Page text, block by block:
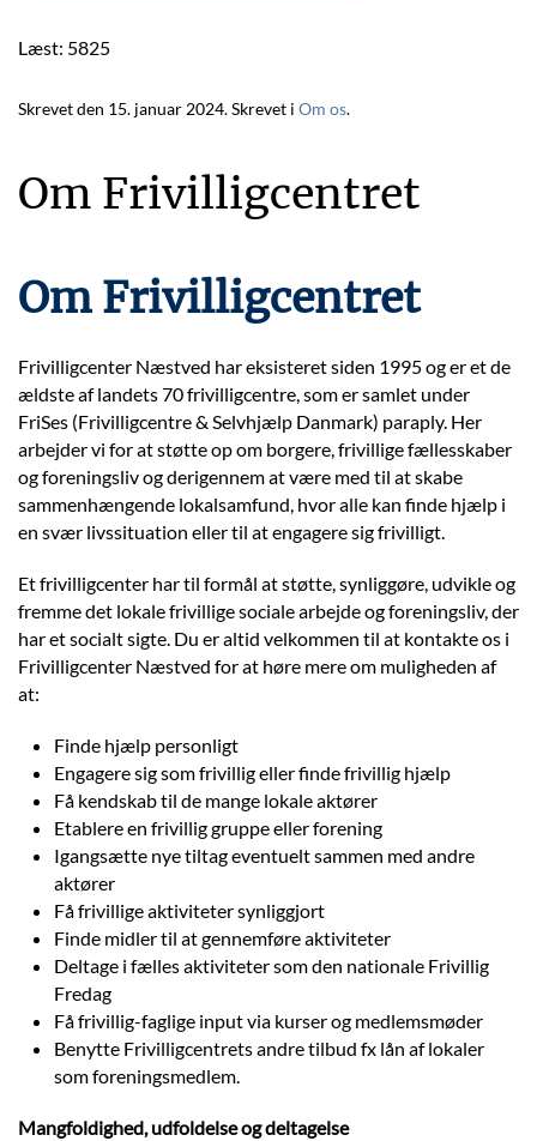
Læst: 5825
Skrevet den 15. januar 2024. Skrevet i Om os.
Om Frivilligcentret
Om Frivilligcentret
Frivilligcenter Næstved har eksisteret siden 1995 og er et de
ældste af landets 70 frivilligcentre, som er samlet under
FriSes (Frivilligcentre & Selvhjælp Danmark) paraply. Her
arbejder vi for at støtte op om borgere, frivillige fællesskaber
og foreningsliv og derigennem at være med til at skabe
sammenhængende lokalsamfund, hvor alle kan finde hjælp i
en svær livssituation eller til at engagere sig frivilligt.
Et frivilligcenter har til formål at støtte, synliggøre, udvikle og
fremme det lokale frivillige sociale arbejde og foreningsliv, der
har et socialt sigte. Du er altid velkommen til at kontakte os i
Frivilligcenter Næstved for at høre mere om muligheden af
at:
Finde hjælp personligt
Engagere sig som frivillig eller finde frivillig hjælp
Få kendskab til de mange lokale aktører
Etablere en frivillig gruppe eller forening
Igangsætte nye tiltag eventuelt sammen med andre
aktører
Få frivillige aktiviteter synliggjort
Finde midler til at gennemføre aktiviteter
Deltage i fælles aktiviteter som den nationale Frivillig
Fredag
Få frivillig-faglige input via kurser og medlemsmøder
Benytte Frivilligcentrets andre tilbud fx lån af lokaler
som foreningsmedlem.
Mangfoldighed, udfoldelse og deltagelse